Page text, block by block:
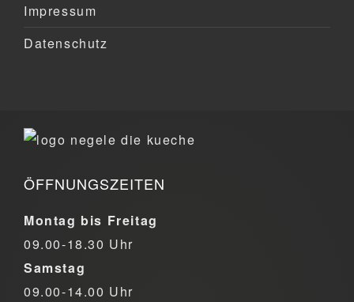
Impressum
Datenschutz
ÖFFNUNGSZEITEN
Montag bis Freitag
09.00-18.30 Uhr
Samstag
09.00-14.00 Uhr